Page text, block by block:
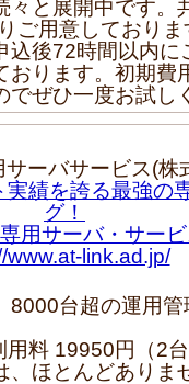
々と展開中です。
ご用意しており
込後72時間以内に
おります。初期費
でぜひ一度お試し
ーバサービス(株
績を誇る最強の
グ！
用サーバ・サー
www.at-link.ad.jp/
台超の運用管
用料 19950円（2
、ほとんどありま